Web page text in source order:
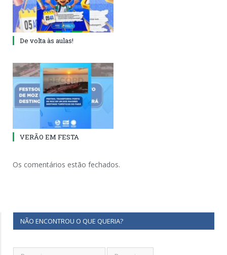
De volta às aulas!
VERÃO EM FESTA
Os comentários estão fechados.
NÃO ENCONTROU O QUE QUERIA?